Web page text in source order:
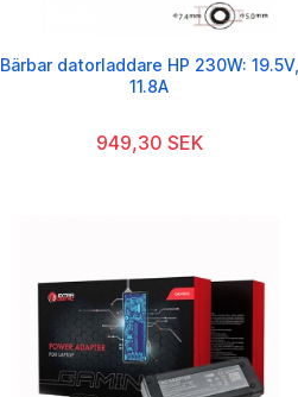
Bärbar datorladdare HP 230W: 19.5V,
11.8A
949,30 SEK